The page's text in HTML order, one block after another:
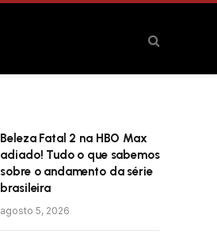
Beleza Fatal 2 na HBO Max
adiado! Tudo o que sabemos
sobre o andamento da série
brasileira
agosto 5, 2026